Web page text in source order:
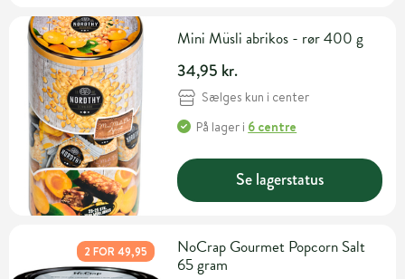
Mini Müsli abrikos - rør 400 g
34,95 kr.
Sælges kun i center
På lager i 6 centre
Se lagerstatus
2 FOR 49,95
NoCrap Gourmet Popcorn Salt
65 gram